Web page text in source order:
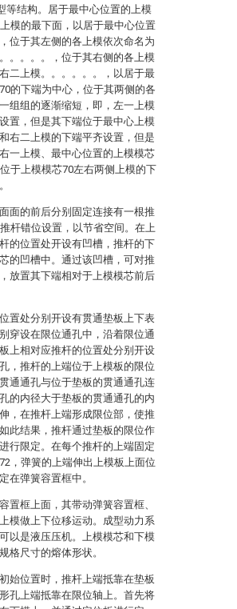
等结构。居于最中心位置的上模
模的最下面，以居于最中心位置
位于其左侧的各上模依次命名为
。。。。，位于其右侧的各上模
二上模。。。。。。，以居于最
的下端为中心，位于其两侧的各
组组的逐渐缩短，即，左一上模
置，但是其下端位于最中心上模
右二上模的下端平齐设置，但是
一上模、最中心位置的上模模芯
于上模模芯70左右两侧上模的下
面的前后分别固定连接有一根推
杆错位设置，以节省空间。在上
的位置处开设有凹槽，推杆的下
的凹槽中。通过该凹槽，可对推
放置其下端相对于上模模芯前后
置处分别开设有贯通垫板上下表
穿设在限位通孔中，沿着限位通
上相对应推杆的位置处分别开设
，推杆的上端位于上模板的限位
通通孔与位于垫板的贯通通孔连
的内径大于垫板的贯通通孔的内
，在推杆上端形成限位部，使推
此结果，推杆通过垫板的限位作
行限定。在每个推杆的上端固定
，弹簧的上端伸出上模板上面位
在弹簧容置框中。
置框上面，其带动弹簧容置框、
模做上下位移运动。成型动力系
以是液压压机。上模模芯和下模
格尺寸的熔体形状。
始位置时，推杆上端抵靠在垫板
孔上端抵靠在限位轴上。首先将